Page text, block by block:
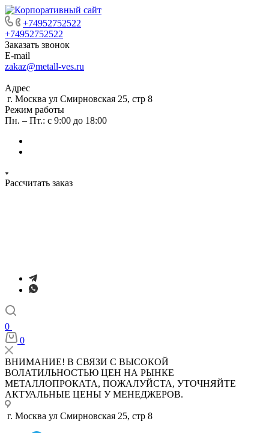
+74952752522
+74952752522
Заказать звонок
E-mail
zakaz@metall-ves.ru
Адрес
г. Москва ул Смирновская 25, стр 8
Режим работы
Пн. – Пт.: с 9:00 до 18:00
Рассчитать заказ
0
0
ВНИМАНИЕ! В СВЯЗИ С ВЫСОКОЙ
ВОЛАТИЛЬНОСТЬЮ ЦЕН НА РЫНКЕ
МЕТАЛЛОПРОКАТА, ПОЖАЛУЙСТА, УТОЧНЯЙТЕ
АКТУАЛЬНЫЕ ЦЕНЫ У МЕНЕДЖЕРОВ.
г. Москва ул Смирновская 25, стр 8